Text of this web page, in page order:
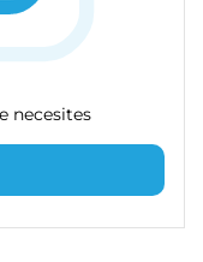
necesites